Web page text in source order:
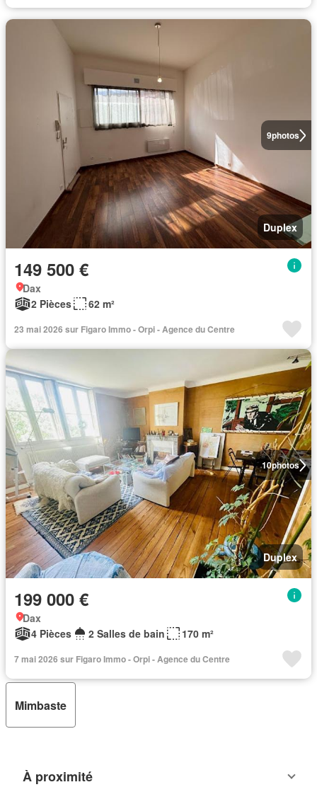
9photos
Duplex
149 500 €
Dax
2 Pièces
62 m²
23 mai 2026 sur Figaro Immo - Orpi - Agence du Centre
10photos
Duplex
199 000 €
Dax
4 Pièces
2 Salles de bain 170 m²
7 mai 2026 sur Figaro Immo - Orpi - Agence du Centre
Mimbaste
À proximité